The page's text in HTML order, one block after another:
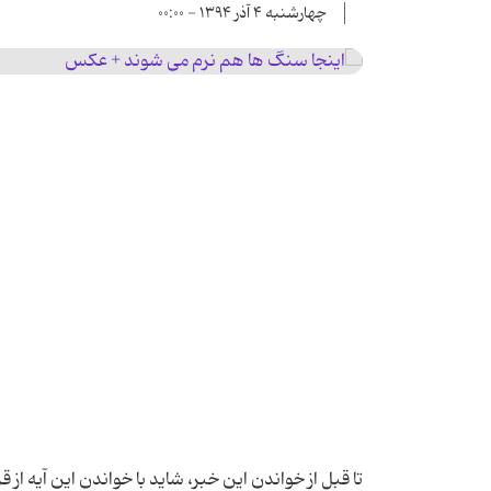
چهارشنبه ۴ آذر ۱۳۹۴ - ۰۰:۰۰
تا قبل از خواندن این خبر، شاید با خواندن این